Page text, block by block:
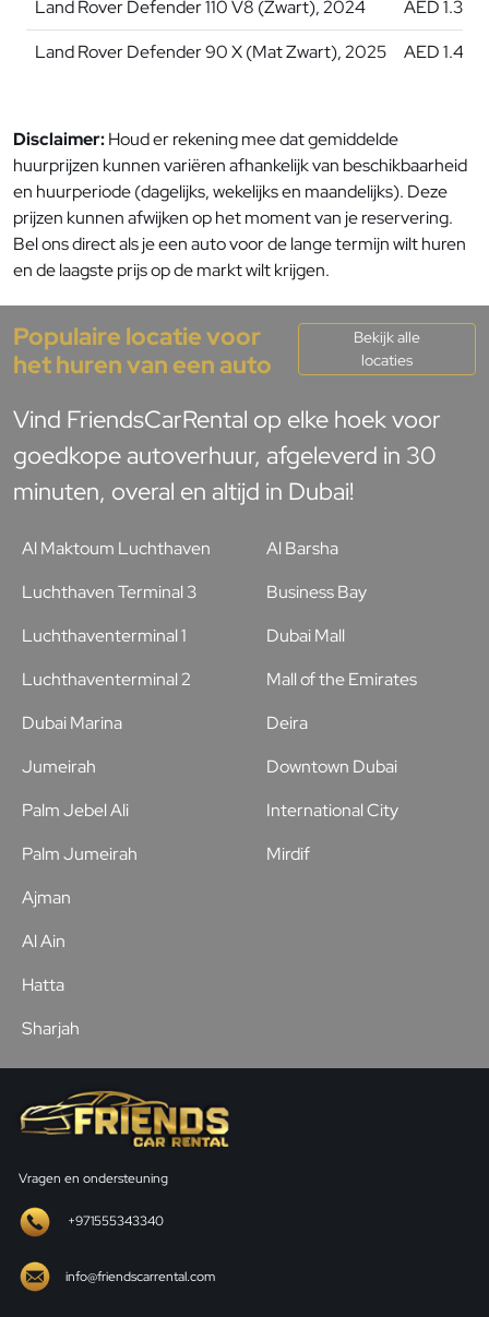
Land Rover Defender 110 V8 (Zwart), 2024
AED 1.350
Land Rover Defender 90 X (Mat Zwart), 2025
AED 1.450
Disclaimer:Houd er rekening mee dat gemiddelde
huurprijzen kunnen variëren afhankelijk van beschikbaarheid
en huurperiode (dagelijks, wekelijks en maandelijks). Deze
prijzen kunnen afwijken op het moment van je reservering.
Bel ons direct als je een auto voor de lange termijn wilt huren
en de laagste prijs op de markt wilt krijgen.
Populaire locatie voor
het huren van een auto
Bekijk alle
locaties
Vind FriendsCarRental op elke hoek voor
goedkope autoverhuur, afgeleverd in 30
minuten, overal en altijd in Dubai!
Al Maktoum Luchthaven
Luchthaven Terminal 3
Luchthaventerminal 1
Luchthaventerminal 2
Al Barsha
Business Bay
Dubai Mall
Mall of the Emirates
Dubai Marina
Jumeirah
Palm Jebel Ali
Palm Jumeirah
Deira
Downtown Dubai
International City
Mirdif
Ajman
Al Ain
Hatta
Sharjah
Vragen en ondersteuning
+971555343340
info@friendscarrental.com